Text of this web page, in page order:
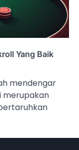
Yang Baik
mendengar
merupakan